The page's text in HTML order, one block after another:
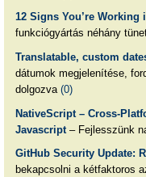
12 Signs You’re Working
funkciógyártás néhány
Translatable, custom
dátumok megjelenítése,
dolgozva (0)
NativeScript – Cross-
Javascript– Fejlesszünk
GitHub Security Update:
bekapcsolni a kétfaktoros